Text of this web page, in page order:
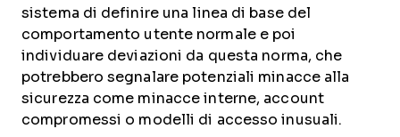
sistema di definire una linea di base del
comportamento utente normale e poi
individuare deviazioni da questa norma, che
potrebbero segnalare potenziali minacce alla
sicurezza come minacce interne, account
compromessi o modelli di accesso inusuali.